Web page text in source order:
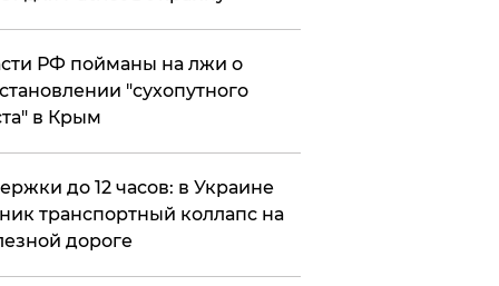
РФ пойманы на лжи о
"сухопутного
в Крым
до 12 часов: в Украине
транспортный коллапс на
дороге